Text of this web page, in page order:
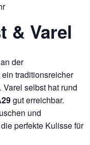
& Varel
an der
traditionsreicher
selbst hat rund
gut erreichbar.
und
perfekte Kulisse für